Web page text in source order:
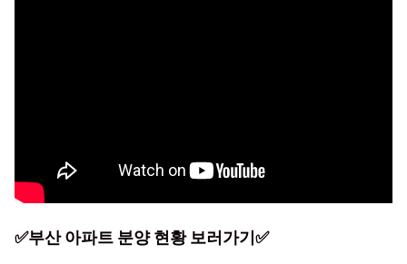
✅부산 아파트 분양 현황 보러가기✅